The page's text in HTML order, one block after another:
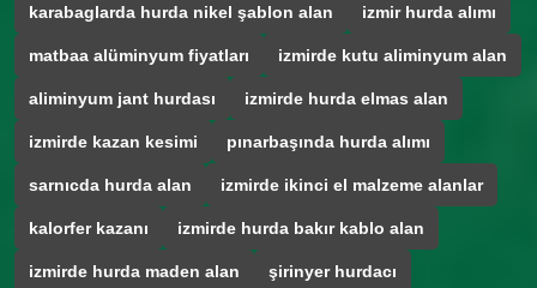
karabaglarda hurda nikel şablon alan izmir hurda alımı
matbaa alüminyum fiyatları izmirde kutu aliminyum alan
aliminyum jant hurdası izmirde hurda elmas alan
izmirde kazan kesimi pınarbaşında hurda alımı
sarnıcda hurda alan izmirde ikinci el malzeme alanlar
kalorfer kazanı izmirde hurda bakır kablo alan
izmirde hurda maden alan şirinyer hurdacı